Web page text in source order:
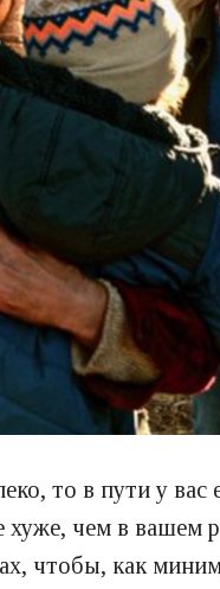
то в пути у
чем в вашем
чтобы, как